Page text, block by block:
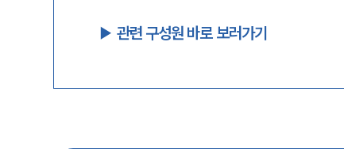
▶︎ 관련 구성원 바로 보러가기